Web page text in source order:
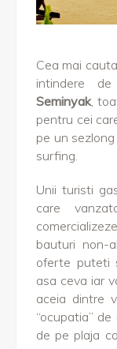
Cea mai
intindere
Seminyak,
pentru cei
pe un
surfing.
Unii turisti
care
bauturi non-
oferte puteti
asa ceva iar
aceia dintre
“ocupatia”
de pe plaja